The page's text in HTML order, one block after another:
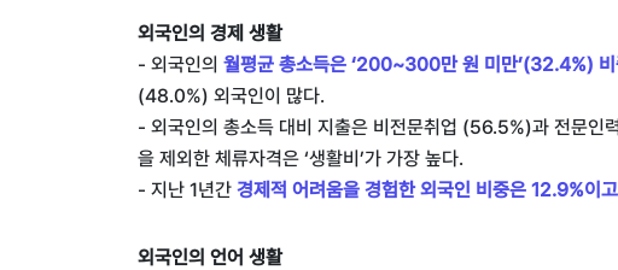
외국인의 경제 생활
- 외국인의 월평균 총소득은 ‘200~300만 원 미만’(32.4%) 비
(48.0%) 외국인이 많다.
- 외국인의 총소득 대비 지출은 비전문취업 (56.5%)과 전문인
을 제외한 체류자격은 ‘생활비’가 가장 높다.
- 지난 1년간 경제적 어려움을 경험한 외국인 비중은 12.9%이
외국인의 언어 생활